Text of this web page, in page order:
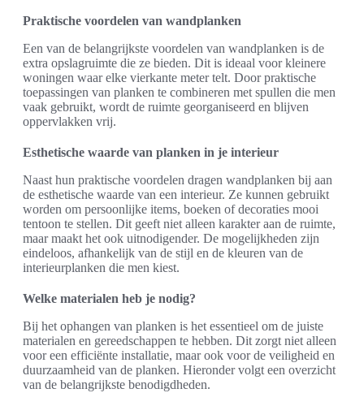
Praktische voordelen van wandplanken
Een van de belangrijkste voordelen van wandplanken is de
extra opslagruimte die ze bieden. Dit is ideaal voor kleinere
woningen waar elke vierkante meter telt. Door praktische
toepassingen van planken te combineren met spullen die men
vaak gebruikt, wordt de ruimte georganiseerd en blijven
oppervlakken vrij.
Esthetische waarde van planken in je interieur
Naast hun praktische voordelen dragen wandplanken bij aan
de esthetische waarde van een interieur. Ze kunnen gebruikt
worden om persoonlijke items, boeken of decoraties mooi
tentoon te stellen. Dit geeft niet alleen karakter aan de ruimte,
maar maakt het ook uitnodigender. De mogelijkheden zijn
eindeloos, afhankelijk van de stijl en de kleuren van de
interieurplanken die men kiest.
Welke materialen heb je nodig?
Bij het ophangen van planken is het essentieel om de juiste
materialen en gereedschappen te hebben. Dit zorgt niet alleen
voor een efficiënte installatie, maar ook voor de veiligheid en
duurzaamheid van de planken. Hieronder volgt een overzicht
van de belangrijkste benodigdheden.